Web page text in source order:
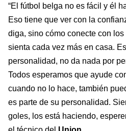
“El fútbol belga no es fácil y él
Eso tiene que ver con la
diga, sino cómo conecte con
sienta cada vez más en casa.
personalidad, no da nada por
Todos esperamos que ayude
cuando no lo hace, también
es parte de su personalidad.
goles, los está haciendo,